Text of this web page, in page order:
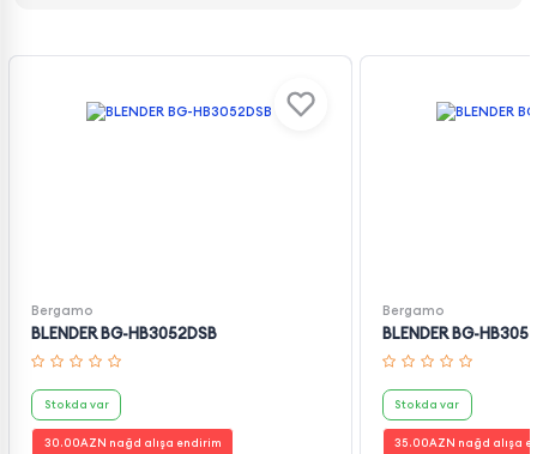
Bergamo
BLENDER BG-HB3052DSB
Stokda var
30.00AZN nağd alışa endirim
Bergamo
BLENDER BG-
Stokda var
35.00AZN nağd alışa